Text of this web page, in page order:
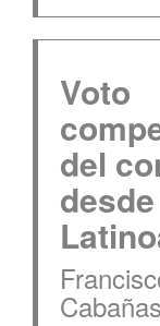
Voto
del
Cabañas